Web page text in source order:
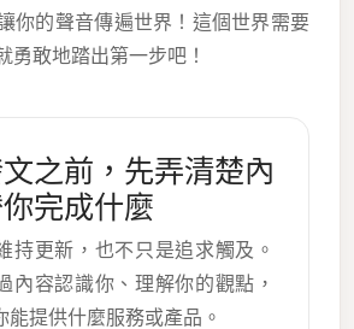
你的聲音傳遍世界！這個世界需要
勇敢地踏出第一步吧！
之前，先弄清楚內
完成什麼
持更新，也不只是追求觸及。
內容認識你、理解你的觀點，
能提供什麼服務或產品。